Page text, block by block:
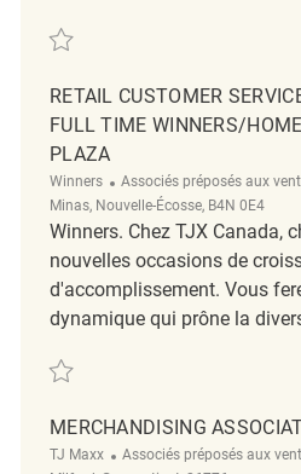
Sauvegarder Merchandising
RETAIL CUSTOMER
FULL TIME WINNERS/
PLAZA
Winners Catégorie
Associés préposés aux
Minas, Nouvelle-Écosse, B4N 0E4
Winners. Chez TJX Canada,
nouvelles occasions de
d'accomplissement. Vous
dynamique qui prône la
Sauvegarder Retail Customer
MERCHANDISING
TJ Maxx Catégorie
Associés préposés aux